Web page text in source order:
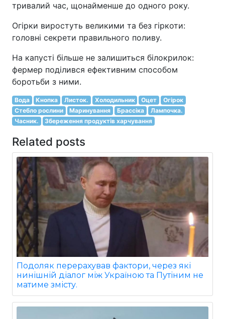
тривалий час, щонайменше до одного року.
Огірки виростуть великими та без гіркоти:
головні секрети правильного поливу.
На капусті більше не залишиться білокрилок:
фермер поділився ефективним способом
боротьби з ними.
Вода Кнопка Листок. Холодильник Оцет
Огірок
Стебло рослини
Маринування Брассіка
Лампочка.
Часник.
Збереження продуктів харчування
Related posts
Подоляк перерахував фактори, через які
нинішній діалог між Україною та Путіним не
матиме змісту.